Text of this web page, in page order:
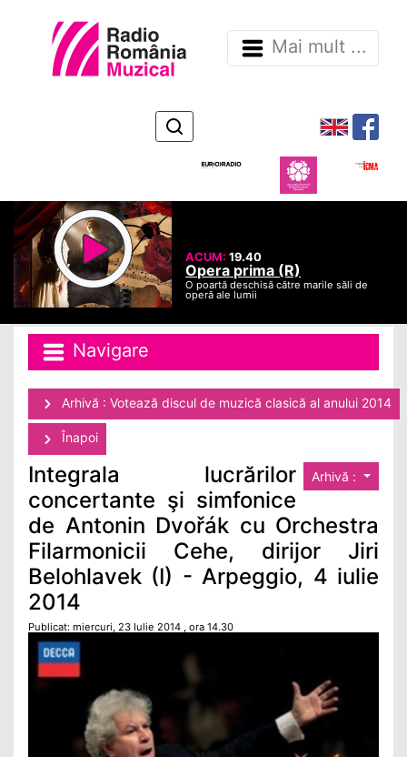
Mai mult ...
ACUM:19.40
Opera prima (R)
O poartă deschisă către marile săli de
operă ale lumii
Navigare
Arhivă : Votează discul de muzică clasică al anului 2014
Înapoi
Arhivă :
Integrala lucrărilor
concertante şi simfonice
de Antonin Dvořák cu Orchestra
Filarmonicii Cehe, dirijor Jiri
Belohlavek (I) - Arpeggio, 4 iulie
2014
Publicat: miercuri, 23 Iulie 2014 , ora 14.30